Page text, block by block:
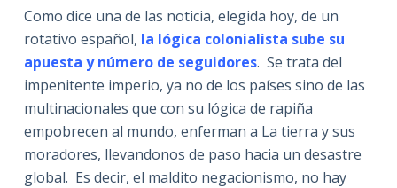
Como dice una de las noticia, elegida hoy, de un
rotativo español, la lógica colonialista sube su
apuesta y número de seguidores. Se trata del
impenitente imperio, ya no de los países sino de las
multinacionales que con su lógica de rapiña
empobrecen al mundo, enferman a La tierra y sus
moradores, llevandonos de paso hacia un desastre
global. Es decir, el maldito negacionismo, no hay